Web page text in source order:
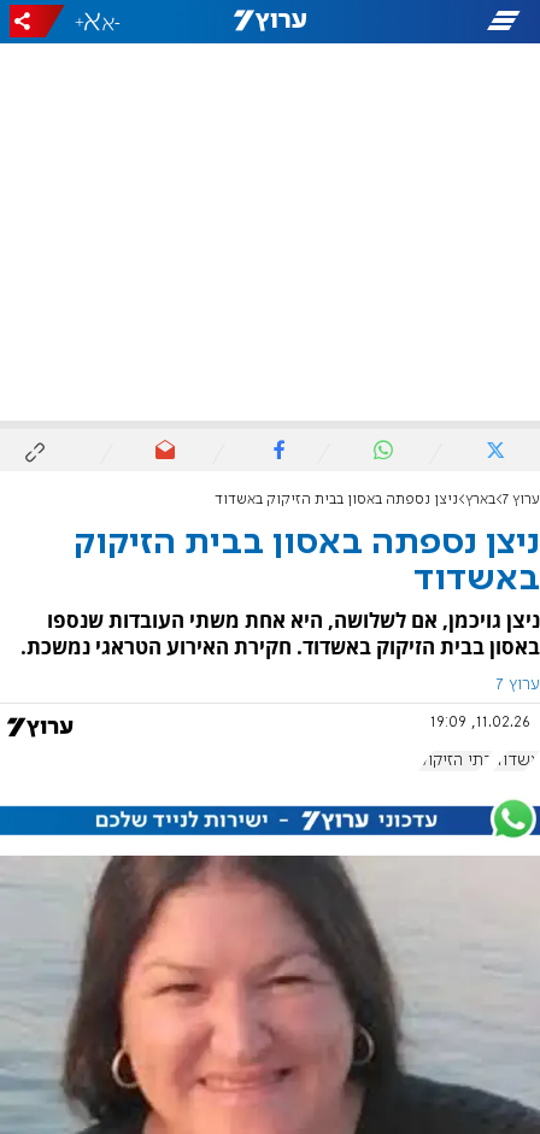
-
+
ערוץ 7 בארץ ניצן נספתה באסון בבית הזיקוק באשדוד
ניצן נספתה באסון בבית הזיקוק
באשדוד
ניצן גויכמן, אם לשלושה, היא אחת משתי העובדות שנספו
באסון בבית הזיקוק באשדוד. חקירת האירוע הטראגי נמשכת.
ערוץ 7
11.02.26, 19:09
אשדוד בתי הזיקוק